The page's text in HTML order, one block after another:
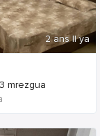
2 ans Il ya
mrezgua